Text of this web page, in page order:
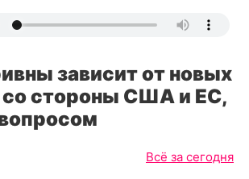
зависит от новых
со стороны США и ЕС,
Всё за сегодня